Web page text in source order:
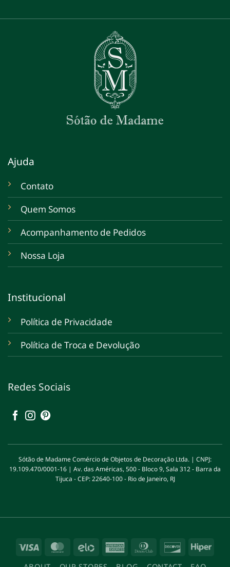
Ajuda
Contato
Quem Somos
Acompanhamento de Pedidos
Nossa Loja
Institucional
Política de Privacidade
Política de Troca e Devolução
Redes Sociais
Sótão de Madame Comércio de Objetos de Decoração Ltda. | CNPJ:
19.109.470/0001-16 | Av. das Américas, 500 - Bloco 9, Sala 312 - Barra da
Tijuca - CEP: 22640-100 - Rio de Janeiro, RJ
Visa MasterCard
Elo
AmericanDinners
Discover